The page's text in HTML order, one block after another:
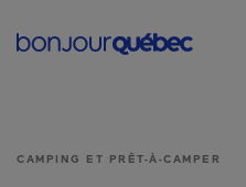
CAMPING ET PRÊT-À-CAMPER